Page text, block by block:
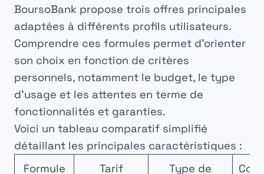
BoursoBank propose trois offres principales
adaptées à différents profils utilisateurs.
Comprendre ces formules permet d’orienter
son choix en fonction de critères
personnels, notamment le budget, le type
d’usage et les attentes en terme de
fonctionnalités et garanties.
Voici un tableau comparatif simplifié
détaillant les principales caractéristiques :
Formule
Tarif Type de